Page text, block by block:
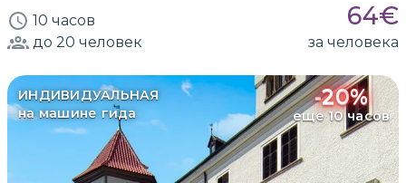
10 часов 64€
до 20 человек за человека
ИНДИВИДУАЛЬНАЯ
на машине гида
-20%
еще 10 часов